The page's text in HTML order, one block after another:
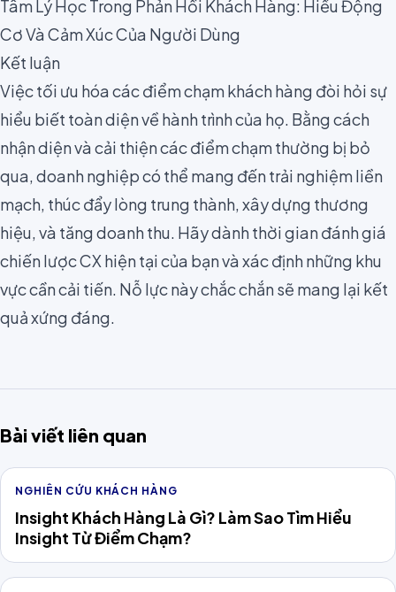
Tâm Lý Học Trong Phản Hồi Khách Hàng: Hiểu Động
Cơ Và Cảm Xúc Của Người Dùng
Kết luận
Việc tối ưu hóa các điểm chạm khách hàng đòi hỏi sự
hiểu biết toàn diện về hành trình của họ. Bằng cách
nhận diện và cải thiện các điểm chạm thường bị bỏ
qua, doanh nghiệp có thể mang đến trải nghiệm liền
mạch, thúc đẩy lòng trung thành, xây dựng thương
hiệu, và tăng doanh thu. Hãy dành thời gian đánh giá
chiến lược CX hiện tại của bạn và xác định những khu
vực cần cải tiến. Nỗ lực này chắc chắn sẽ mang lại kết
quả xứng đáng.
Bài viết liên quan
NGHIÊN CỨU KHÁCH HÀNG
Insight Khách Hàng Là Gì? Làm Sao Tìm Hiểu
Insight Từ Điểm Chạm?